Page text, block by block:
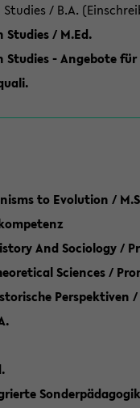
/ B.A.
/ M.Ed.
- Angebote
to Evolution /
And Sociology /
Sciences /
Perspektiven /